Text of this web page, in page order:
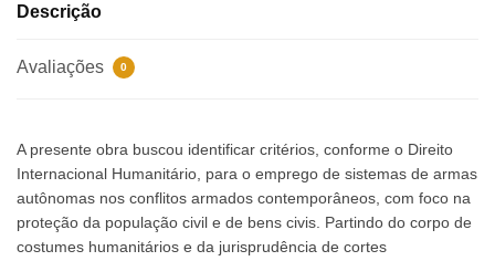
Descrição
Avaliações 0
A presente obra buscou identificar critérios, conforme o Direito
Internacional Humanitário, para o emprego de sistemas de armas
autônomas nos conflitos armados contemporâneos, com foco na
proteção da população civil e de bens civis. Partindo do corpo de
costumes humanitários e da jurisprudência de cortes